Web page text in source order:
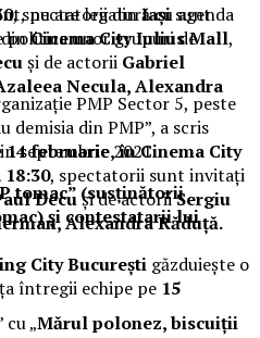
nu are legatură cu agenda
politica unor grupuri de
PMP Sector 5, peste
demisia din PMP”, a scris
septembrie 2021.
tomac” (susținătorii
și contestatarii lui
„Mărul polonez, biscuiții
, spectatorii dinIașisunt
dinCinema City Iulius Mall,
și de actorii Gabriel
Necula, Alexandra
14 februarie, în Cinema City
, spectatorii sunt invitați
Decuși de actoriiSergiu
Alexandra Răduță.
City București găzduiește o
întregii echipe pe 15